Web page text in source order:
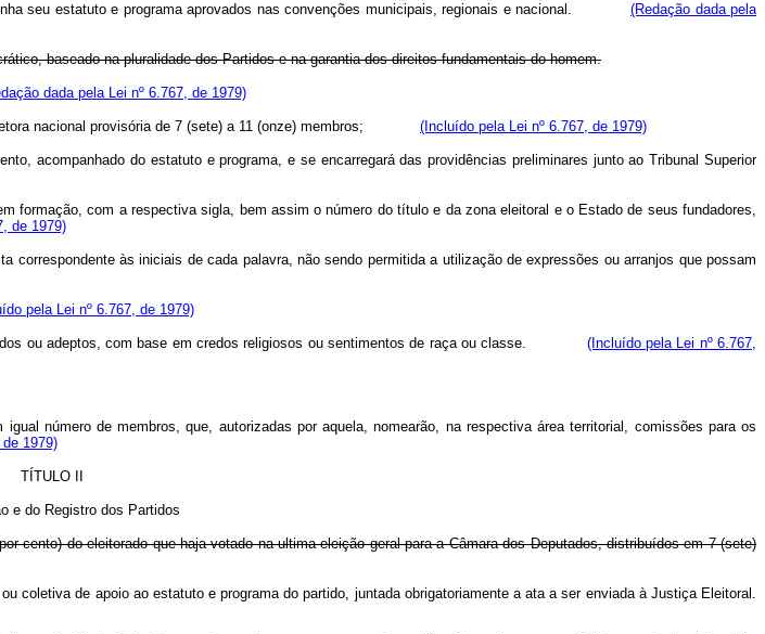
seu estatuto e programa aprovados nas convenções municipais, regionais e nacional. (Redação dada pela
baseado na pluralidade dos Partidos e na garantia dos direitos fundamentais do homem.
dada pela Lei nº 6.767, de 1979)
diretora nacional provisória de 7 (sete) a 11 (onze) membros; (Incluído pela Lei nº 6.767, de 1979)
acompanhado do estatuto e programa, e se encarregará das providências preliminares junto ao Tribunal Superior
formação, com a respectiva sigla, bem assim o número do título e da zona eleitoral e o Estado de seus fundadores,
de 1979)
às iniciais de cada palavra, não sendo permitida a utilização de expressões ou arranjos que possam
pela Lei nº 6.767, de 1979)
ou adeptos, com base em credos religiosos ou sentimentos de raça ou classe. (Incluído pela Lei nº 6.767,
número de membros, que, autorizadas por aquela, nomearão, na respectiva área territorial, comissões para os
1979)
TÍTULO II
e do Registro dos Partidos
do eleitorado que haja votado na ultima eleição geral para a Câmara dos Deputados, distribuídos em 7 (sete)
coletiva de apoio ao estatuto e programa do partido, juntada obrigatoriamente a ata a ser enviada à Justiça Eleitoral.